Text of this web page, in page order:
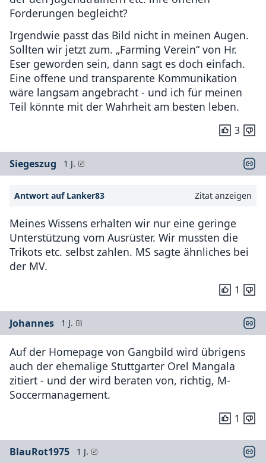
Forderungen begleicht?
Irgendwie passt das Bild nicht in meinen Augen.
Sollten wir jetzt zum. „Farming Verein“ von Hr.
Eser geworden sein, dann sagt es doch einfach.
Eine offene und transparente Kommunikation
wäre langsam angebracht - und ich für meinen
Teil könnte mit der Wahrheit am besten leben.
3
Siegeszug 1 J.
Antwort auf Lanker83 Zitat anzeigen
Meines Wissens erhalten wir nur eine geringe
Unterstützung vom Ausrüster. Wir mussten die
Trikots etc. selbst zahlen. MS sagte ähnliches bei
der MV.
1
Johannes 1 J.
Auf der Homepage von Gangbild wird übrigens
auch der ehemalige Stuttgarter Orel Mangala
zitiert - und der wird beraten von, richtig, M-
Soccermanagement.
1
BlauRot1975 1 J.